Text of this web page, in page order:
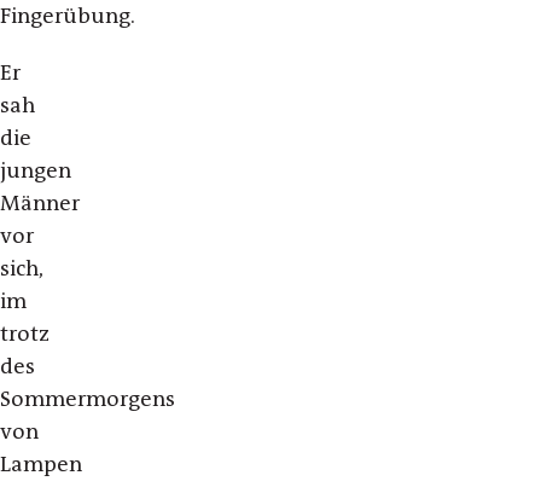
Fingerübung.
Er
sah
die
jungen
Männer
vor
sich,
im
trotz
des
Sommermorgens
von
Lampen